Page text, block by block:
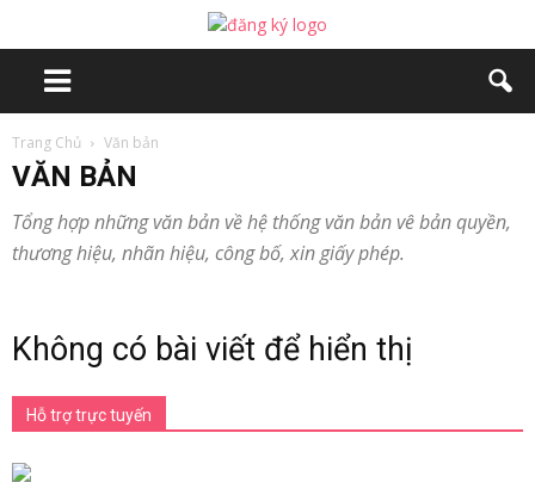
Trang Chủ Văn bản
VĂN BẢN
Tổng hợp những văn bản về hệ thống văn bản vê bản quyền,
thương hiệu, nhãn hiệu, công bố, xin giấy phép.
Không có bài viết để hiển thị
Hỗ trợ trực tuyến